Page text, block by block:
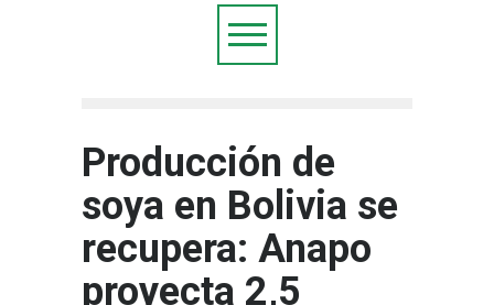
Producción de
soya en Bolivia se
recupera: Anapo
proyecta 2,5